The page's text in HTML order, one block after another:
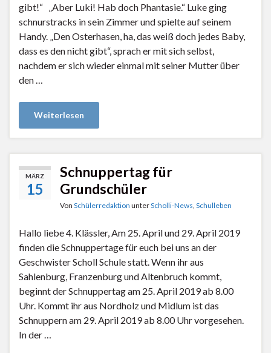
gibt!“ „Aber Luki! Hab doch Phantasie.“ Luke ging
schnurstracks in sein Zimmer und spielte auf seinem
Handy. „Den Osterhasen, ha, das weiß doch jedes Baby,
dass es den nicht gibt“, sprach er mit sich selbst,
nachdem er sich wieder einmal mit seiner Mutter über
den …
Weiterlesen
MÄRZ
15
Schnuppertag für
Grundschüler
Von Schülerredaktion unterScholli-News Schulleben
Hallo liebe 4. Klässler, Am 25. April und 29. April 2019
finden die Schnuppertage für euch bei uns an der
Geschwister Scholl Schule statt. Wenn ihr aus
Sahlenburg, Franzenburg und Altenbruch kommt,
beginnt der Schnuppertag am 25. April 2019 ab 8.00
Uhr. Kommt ihr aus Nordholz und Midlum ist das
Schnuppern am 29. April 2019 ab 8.00 Uhr vorgesehen.
In der …